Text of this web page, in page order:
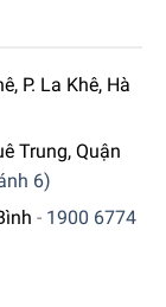
lại nhẹ nhàng,
hỏng hóc.
P. La Khê, Hà
Trung, Quận
6)
- 1900 6774